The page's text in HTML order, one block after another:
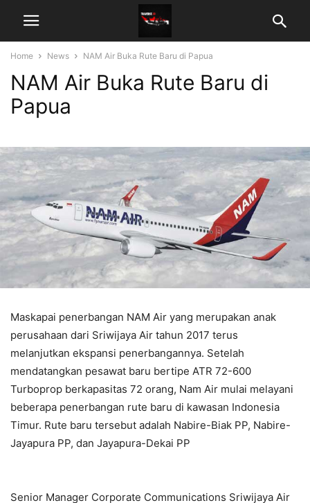
Home News NAM Air Buka Rute Baru di Papua
NAM Air Buka Rute Baru di
Papua
Maskapai penerbangan NAM Air yang merupakan anak
perusahaan dari Sriwijaya Air tahun 2017 terus
melanjutkan ekspansi penerbangannya. Setelah
mendatangkan pesawat baru bertipe ATR 72-600
Turboprop berkapasitas 72 orang, Nam Air mulai melayani
beberapa penerbangan rute baru di kawasan Indonesia
Timur. Rute baru tersebut adalah Nabire-Biak PP, Nabire-
Jayapura PP, dan Jayapura-Dekai PP
Senior Manager Corporate Communications Sriwijaya Air